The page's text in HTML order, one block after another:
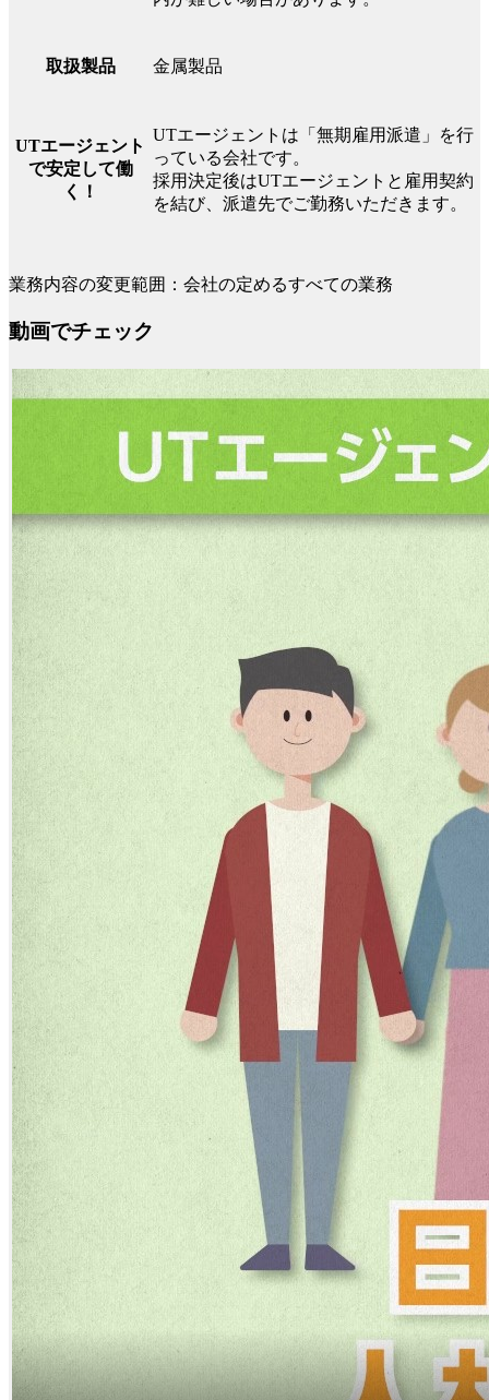
取扱製品 金属製品
UTエージェント
で安定して働
く！
UTエージェントは「無期雇用派遣」を行
っている会社です。
採用決定後はUTエージェントと雇用契約
を結び、派遣先でご勤務いただきます。
業務内容の変更範囲：会社の定めるすべての業務
動画でチェック